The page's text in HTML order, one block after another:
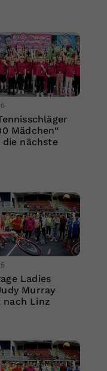
Mädchen“
die nächste
Ladies
Murray
nach Linz